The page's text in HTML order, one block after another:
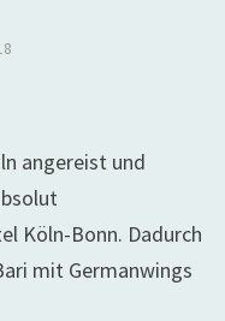
angereist und
Köln-Bonn. Dadurch
mit Germanwings